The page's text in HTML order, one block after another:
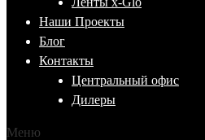
Наши Проекты
Блог
Контакты
Центральный офис
Дилеры
Меню